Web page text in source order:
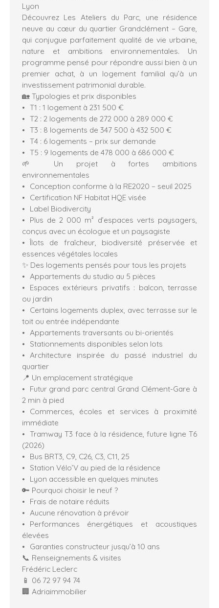
Lyon
Découvrez Les Ateliers du Parc, une résidence
neuve au cœur du quartier Grandclément – Gare,
qui conjugue parfaitement qualité de vie urbaine,
nature et ambitions environnementales. Un
programme pensé pour répondre aussi bien à un
premier achat, à un logement familial qu’à un
investissement patrimonial durable.
🏡 Typologies et prix disponibles
T1 : 1 logement à 231 500 €
T2 : 2 logements de 272 000 à 289 000 €
T3 : 8 logements de 347 500 à 432 500 €
T4 : 6 logements – prix sur demande
T5 : 9 logements de 478 000 à 686 000 €
🌱 Un projet à fortes ambitions
environnementales
Conception conforme à la RE2020 – seuil 2025
Certification NF Habitat HQE visée
Label Biodivercity
Plus de 2 000 m² d’espaces verts paysagers,
conçus avec un écologue et un paysagiste
Îlots de fraîcheur, biodiversité préservée et
essences végétales locales
✨ Des logements pensés pour tous les projets
Appartements du studio au 5 pièces
Espaces extérieurs privatifs : balcon, terrasse
ou jardin
Certains logements duplex, avec terrasse sur le
toit ou entrée indépendante
Appartements traversants ou bi-orientés
Stationnements disponibles selon lots
Architecture inspirée du passé industriel du
quartier
📍 Un emplacement stratégique
Futur grand parc central Grand Clément-Gare à
2 min à pied
Commerces, écoles et services à proximité
immédiate
Tramway T3 face à la résidence, future ligne T6
(2026)
Bus BRT3, C9, C26, C3, C11, 25
Station Vélo’V au pied de la résidence
Lyon accessible en quelques minutes
🔑 Pourquoi choisir le neuf ?
Frais de notaire réduits
Aucune rénovation à prévoir
Performances énergétiques et acoustiques
élevées
Garanties constructeur jusqu’à 10 ans
📞 Renseignements & visites
Frédéric Leclerc
📱 06 72 97 94 74
🏢 Adriaimmobilier